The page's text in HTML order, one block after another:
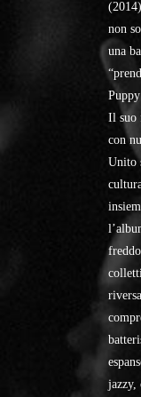
non
una
Il suo
con
Unito
jazzy,